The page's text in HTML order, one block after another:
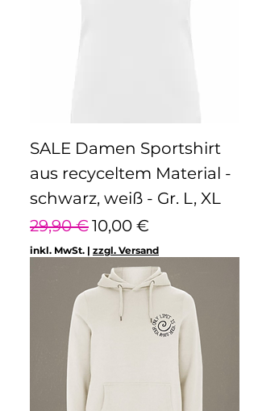
SALE Damen Sportshirt
aus recyceltem Material -
schwarz, weiß - Gr. L, XL
Standardpreis
29,90 €Sale-Preis
10,00 €
inkl. MwSt. | zzgl. Versand